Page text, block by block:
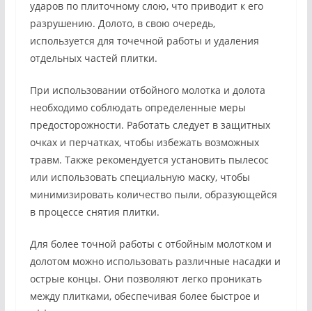
ударов по плиточному слою, что приводит к его
разрушению. Долото, в свою очередь,
используется для точечной работы и удаления
отдельных частей плитки.
При использовании отбойного молотка и долота
необходимо соблюдать определенные меры
предосторожности. Работать следует в защитных
очках и перчатках, чтобы избежать возможных
травм. Также рекомендуется установить пылесос
или использовать специальную маску, чтобы
минимизировать количество пыли, образующейся
в процессе снятия плитки.
Для более точной работы с отбойным молотком и
долотом можно использовать различные насадки и
острые концы. Они позволяют легко проникать
между плитками, обеспечивая более быстрое и